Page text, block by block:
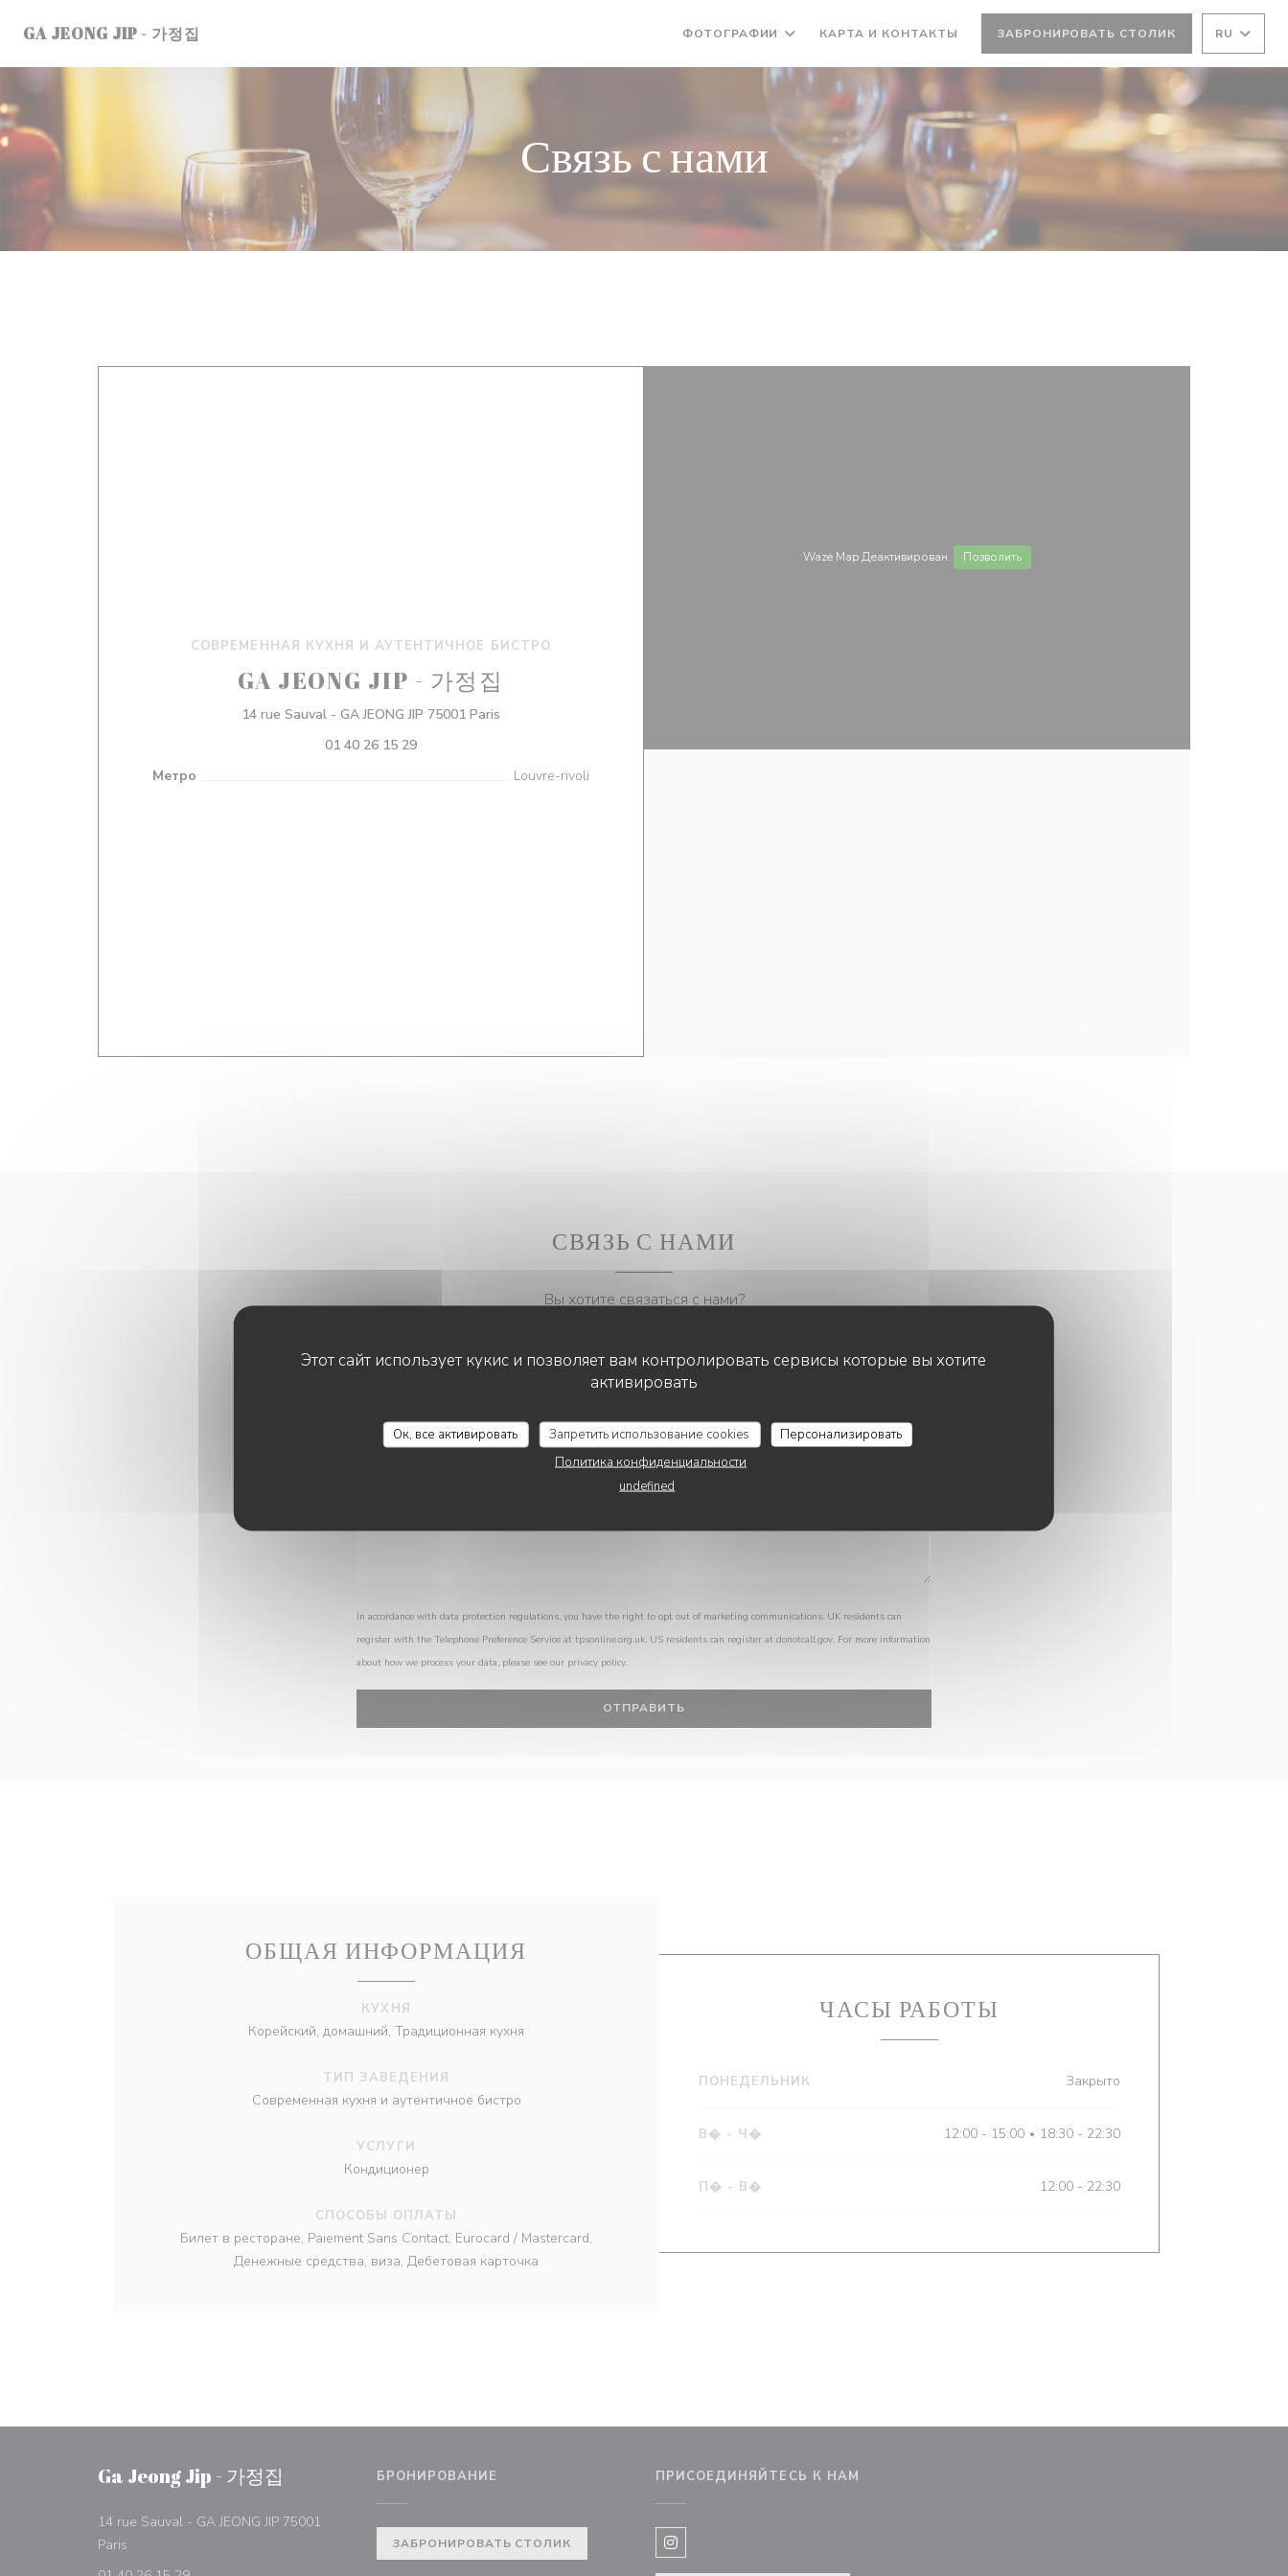
Этот сайт использует кукис и позволяет вам контролировать сервисы которые вы хотите
активировать
Ок, все активировать Запретить использование cookies
Персонализировать
Политика конфиденциальности
undefined
GA JEONG JIP - 가정집 ФОТОГРАФИИ КАРТА И КОНТАКТЫ ЗАБРОНИРОВАТЬ СТОЛИК RU
Связь с нами
СОВРЕМЕННАЯ КУХНЯ И АУТЕНТИЧНОЕ БИСТРО
GA JEONG JIP - 가정집
14 rue Sauval - GA JEONG JIP 75001 Paris
01 40 26 15 29
Метро
Louvre-rivoli
Waze Map Деактивирован. Позволить
СВЯЗЬ С НАМИ
Вы хотите связаться с нами?
In accordance with data protection regulations, you have the right to opt out of marketing communications. UK residents can
register with the Telephone Preference Service at tpsonline.org.uk. US residents can register at donotcall.gov. For more information
about how we process your data, please see our privacy policy.
ОБЩАЯ ИНФОРМАЦИЯ
КУХНЯ
Корейский, домашний, Традиционная кухня
ТИП ЗАВЕДЕНИЯ
Современная кухня и аутентичное бистро
УСЛУГИ
Кондиционер
СПОСОБЫ ОПЛАТЫ
Билет в ресторане, Paiement Sans Contact, Eurocard / Mastercard,
Денежные средства, виза, Дебетовая карточка
ЧАСЫ РАБОТЫ
ПОНЕДЕЛЬНИК Закрыто
В� - Ч� 12:00 - 15:00 • 18:30 - 22:30
П� - В� 12:00 - 22:30
Ga Jeong Jip - 가정집
14 rue Sauval - GA JEONG JIP 75001
Paris
БРОНИРОВАНИЕ
ЗАБРОНИРОВАТЬ СТОЛИК
ПРИСОЕДИНЯЙТЕСЬ К НАМ
Instagram ((открывается в новом окне))
GA JEONG JIP - 가정집